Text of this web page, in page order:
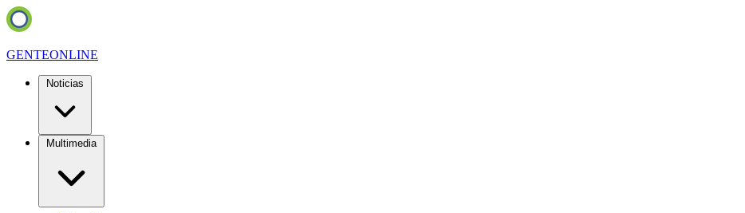
GENTEONLINE
Noticias
Multimedia